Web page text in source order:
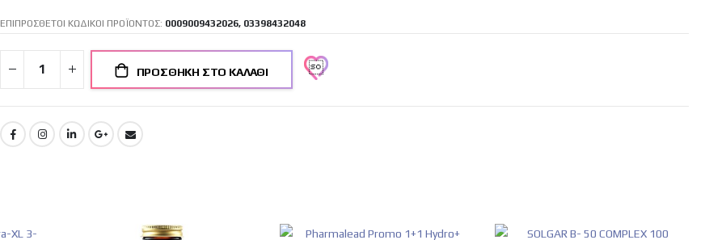
ΕΠΙΠΡΟΣΘΕΤΟΙ ΚΩΔΙΚΟΙ ΠΡΟΪΟΝΤΟΣ: 0009009432026, 03398432048
ΠΡΟΣΘΉΚΗ ΣΤΟ ΚΑΛΆΘΙ